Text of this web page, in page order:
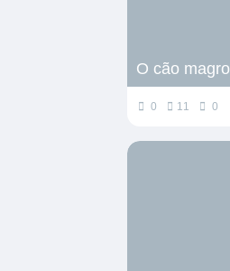
O cão magro
0 11 0